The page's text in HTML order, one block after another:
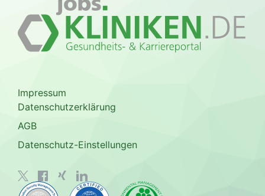
Impressum
Datenschutzerklärung
AGB
Datenschutz-Einstellungen